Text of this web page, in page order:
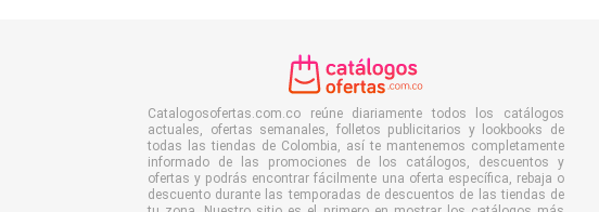
Catalogosofertas.com.co reúne diariamente todos los catálogos
actuales, ofertas semanales, folletos publicitarios y lookbooks de
todas las tiendas de Colombia, así te mantenemos completamente
informado de las promociones de los catálogos, descuentos y
ofertas y podrás encontrar fácilmente una oferta específica, rebaja o
descuento durante las temporadas de descuentos de las tiendas de